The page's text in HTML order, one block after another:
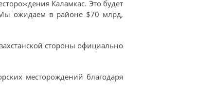
Каламкас. Это будет
ожидаем в районе $70 млрд,
стороны официально
месторождений благодаря